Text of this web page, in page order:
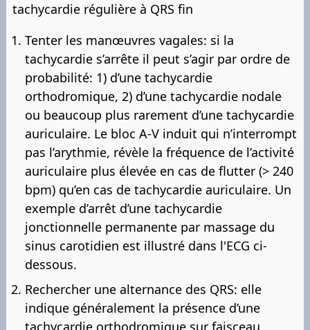
tachycardie régulière à QRS fin
Tenter les manœuvres vagales: si la
tachycardie s’arrête il peut s’agir par ordre de
probabilité: 1) d’une tachycardie
orthodromique, 2) d’une tachycardie nodale
ou beaucoup plus rarement d’une tachycardie
auriculaire. Le bloc A-V induit qui n’interrompt
pas l’arythmie, révèle la fréquence de l’activité
auriculaire plus élevée en cas de flutter (> 240
bpm) qu’en cas de tachycardie auriculaire. Un
exemple d’arrêt d’une tachycardie
jonctionnelle permanente par massage du
sinus carotidien est illustré dans l'ECG ci-
dessous.
Rechercher une alternance des QRS: elle
indique généralement la présence d’une